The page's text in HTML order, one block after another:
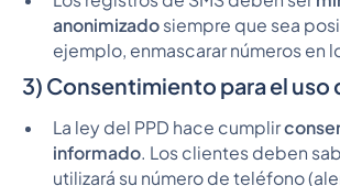
anonimizadosiempre que sea
ejemplo, enmascarar números en
3) Consentimiento para el uso
La ley del PPD hace cumplir
informado. Los clientes deben
utilizará su número de teléfono